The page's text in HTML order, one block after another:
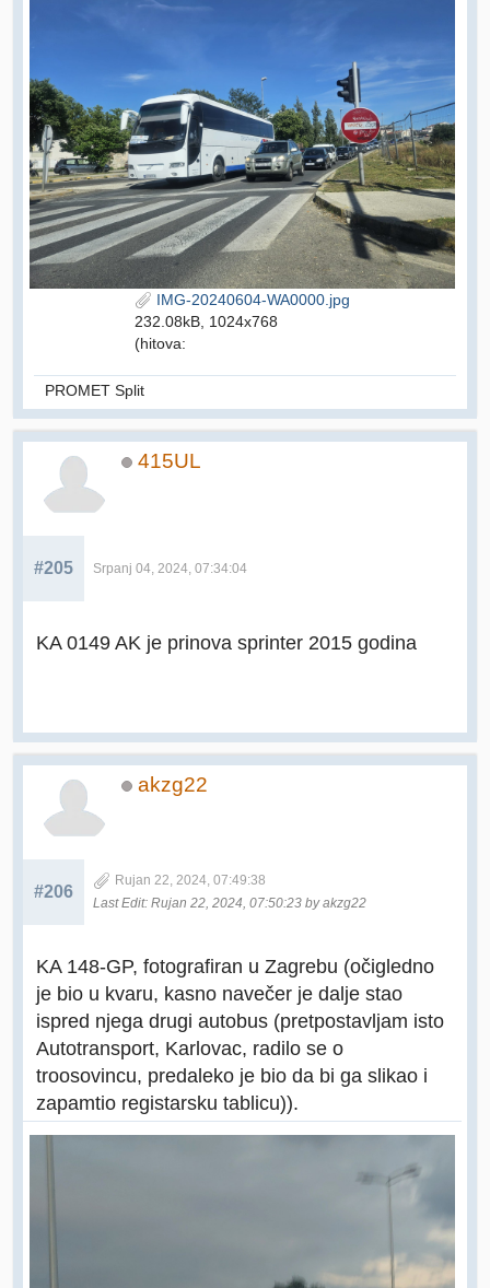
IMG-20240604-WA0000.jpg
232.08kB, 1024x768
(hitova:
PROMET Split
415UL
#205 Srpanj 04, 2024, 07:34:04
KA 0149 AK je prinova sprinter 2015 godina
akzg22
#206
Rujan 22, 2024, 07:49:38
Last Edit: Rujan 22, 2024, 07:50:23 by akzg22
KA 148-GP, fotografiran u Zagrebu (očigledno
je bio u kvaru, kasno navečer je dalje stao
ispred njega drugi autobus (pretpostavljam isto
Autotransport, Karlovac, radilo se o
troosovincu, predaleko je bio da bi ga slikao i
zapamtio registarsku tablicu)).